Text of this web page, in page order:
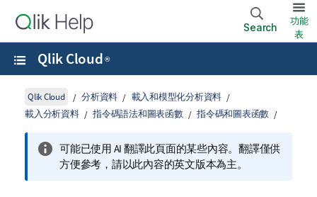
Search
功能
表
Qlik Cloud ®
Qlik Cloud 分析資料
載入和模型化分析資料
載入分析資料
指令碼語法和圖表函數 指令碼和圖表函數
可能已使用 AI 翻譯此頁面的某些內容。翻譯僅供
方便參考，請以此內容的英文版本為主。